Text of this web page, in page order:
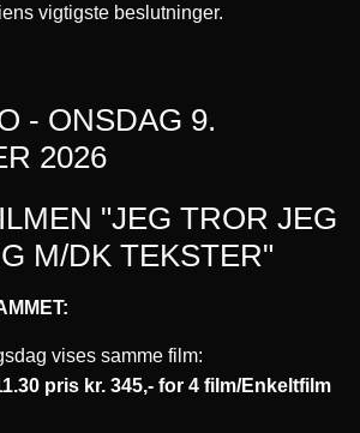
vigtigste beslutninger.
- ONSDAG 9.
2026
"JEG TROR JEG
M/DK TEKSTER"
vises samme film:
pris kr. 345,- for 4 film/Enkeltfilm